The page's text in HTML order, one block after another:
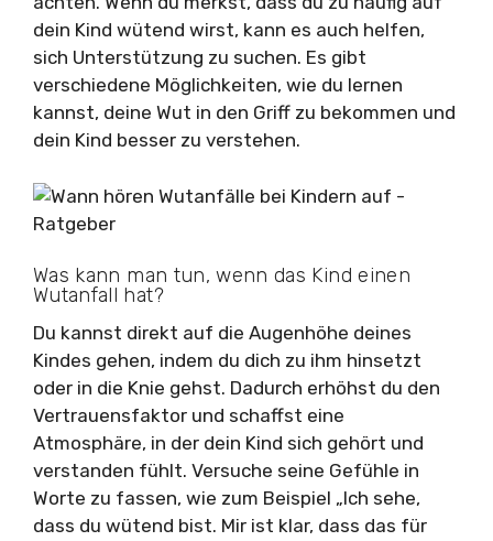
dein Kind wütend wirst, kann es auch helfen,
sich Unterstützung zu suchen. Es gibt
verschiedene Möglichkeiten, wie du lernen
kannst, deine Wut in den Griff zu bekommen und
dein Kind besser zu verstehen.
Was kann man tun, wenn das Kind einen
Wutanfall hat?
Du kannst direkt auf die Augenhöhe deines
Kindes gehen, indem du dich zu ihm hinsetzt
oder in die Knie gehst. Dadurch erhöhst du den
Vertrauensfaktor und schaffst eine
Atmosphäre, in der dein Kind sich gehört und
verstanden fühlt. Versuche seine Gefühle in
Worte zu fassen, wie zum Beispiel „Ich sehe,
dass du wütend bist. Mir ist klar, dass das für